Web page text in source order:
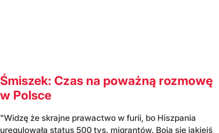
Śmiszek: Czas na poważną rozmowę
w Polsce
"Widzę że skrajne prawactwo w furii, bo Hiszpania
uregulowała status 500 tys. migrantów. Boja się jakiejś